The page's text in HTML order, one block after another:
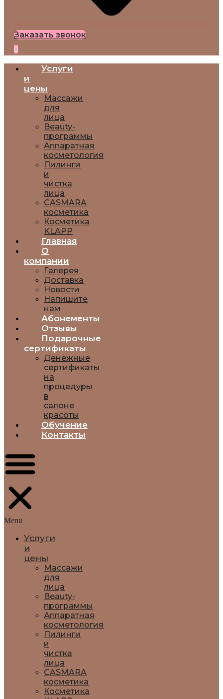
Заказать звонок
0
Услуги
и
цены
Массажи
для
лица
Beauty-
программы
Аппаратная
косметология
Пилинги
и
чистка
лица
CASMARA
косметика
Косметика
KLAPP
Главная
О
компании
Галерея
Доставка
Новости
Напишите
нам
Абонементы
Отзывы
Подарочные
сертификаты
Денежные
сертификаты
на
процедуры
в
салоне
красоты
Обучение
Контакты
Menu
Услуги
и
цены
Массажи
для
лица
Beauty-
программы
Аппаратная
косметология
Пилинги
и
чистка
лица
CASMARA
косметика
Косметика